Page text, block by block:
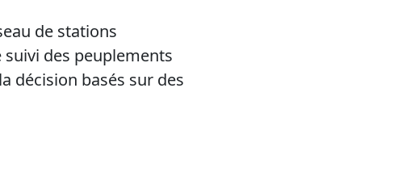
de stations
des peuplements
décision basés sur des